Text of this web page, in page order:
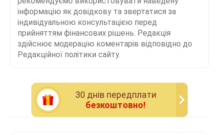
інформацію як довідкову та звертатися за
індивідуальною консультацією перед
прийняттям фінансових рішень. Редакція
здійснює модерацію коментарів відповідно до
Редакційної політики сайту.
30 днiв передплати
безкоштовно!